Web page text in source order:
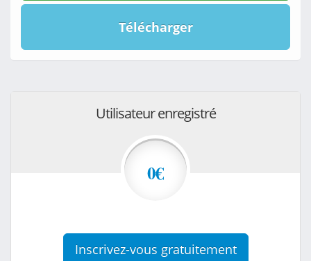
Télécharger
Utilisateur enregistré
0€
Inscrivez-vous gratuitement